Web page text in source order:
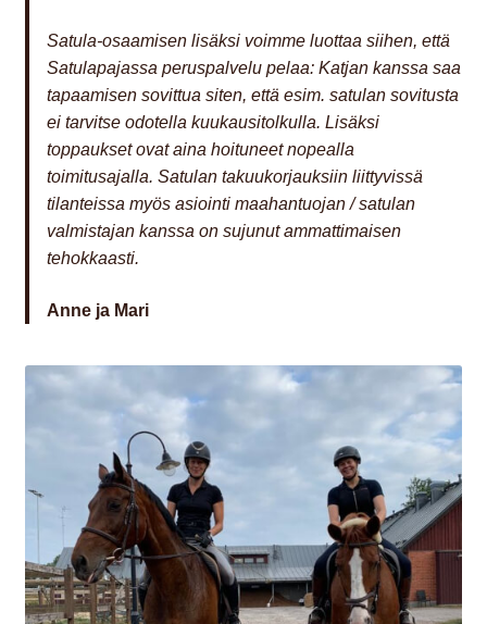
Satula-osaamisen lisäksi voimme luottaa siihen, että
Satulapajassa peruspalvelu pelaa: Katjan kanssa saa
tapaamisen sovittua siten, että esim. satulan sovitusta
ei tarvitse odotella kuukausitolkulla. Lisäksi
toppaukset ovat aina hoituneet nopealla
toimitusajalla. Satulan takuukorjauksiin liittyvissä
tilanteissa myös asiointi maahantuojan / satulan
valmistajan kanssa on sujunut ammattimaisen
tehokkaasti.
Anne ja Mari